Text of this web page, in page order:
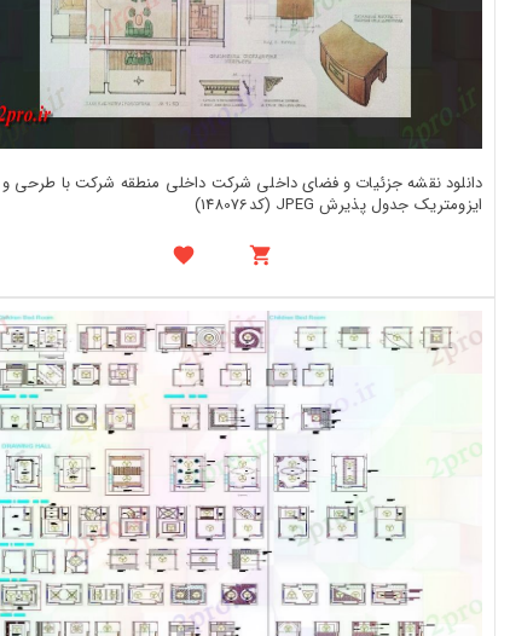
دانلود نقشه جزئیات و فضای داخلی شرکت داخلی منطقه شرکت با طرحی و
ایزومتریک جدول پذیرش JPEG (کد148076)